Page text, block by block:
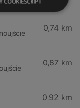
0,74 km
0,87 km
0,92 km
COOKIESCRIPT